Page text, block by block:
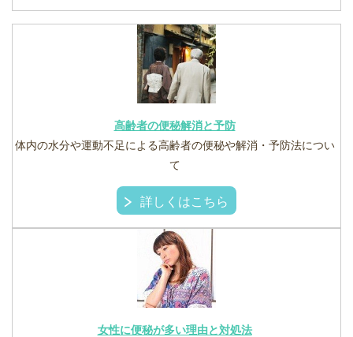
高齢者の便秘解消と予防
体内の水分や運動不足による高齢者の便秘や解消・予防法につい
て
詳しくはこちら
女性に便秘が多い理由と対処法